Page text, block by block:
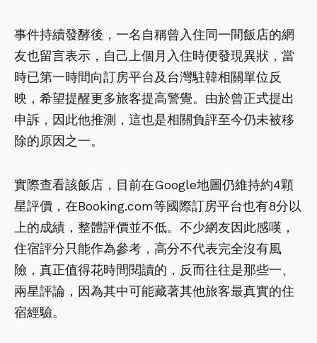
事件持續發酵後，一名自稱曾入住同一間飯店的網
友也留言表示，自己上個月入住時便發現異狀，當
時已第一時間向訂房平台及台灣駐韓相關單位反
映，希望提醒更多旅客提高警覺。由於曾正式提出
申訴，因此他推測，這也是相關負評至今仍未被移
除的原因之一。
實際查看該飯店，目前在Google地圖仍維持約4顆
星評價，在Booking.com等國際訂房平台也有8分以
上的成績，整體評價並不低。不少網友因此感嘆，
住宿評分只能作為參考，高分不代表完全沒有風
險，真正值得花時間閱讀的，反而往往是那些一、
兩星評論，因為其中可能藏著其他旅客最真實的住
宿經驗。